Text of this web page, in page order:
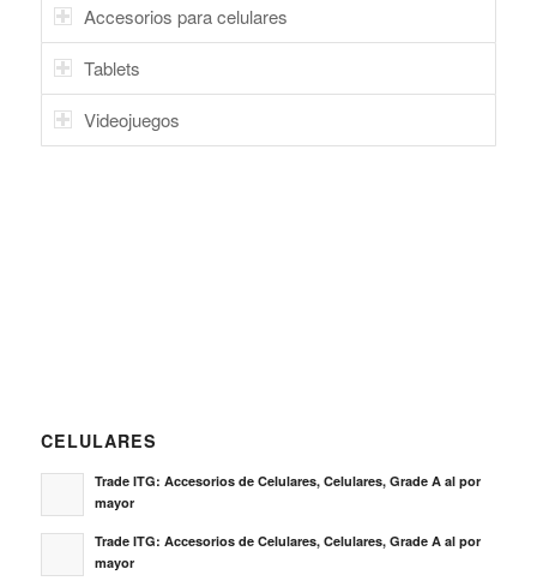
Accesorios para celulares
Tablets
Videojuegos
CELULARES
Trade ITG: Accesorios de Celulares, Celulares, Grade A al por
mayor
Trade ITG: Accesorios de Celulares, Celulares, Grade A al por
mayor